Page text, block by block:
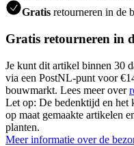
Gratis retourneren in de
Gratis retourneren in
Je kunt dit artikel binnen 30
via een PostNL-punt voor
bouwmarkt. Lees meer over
Let op: De bedenktijd en het
op maat gemaakte artikelen
planten.
Meer informatie over de